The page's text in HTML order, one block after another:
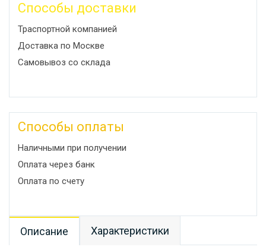
Способы доставки
Траспортной компанией
Доставка по Москве
Самовывоз со склада
Способы оплаты
Наличными при получении
Оплата через банк
Оплата по счету
Описание Характеристики